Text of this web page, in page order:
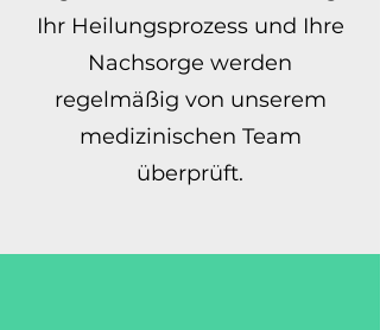
Ihr Heilungsprozess und Ihre
Nachsorge werden
regelmäßig von unserem
medizinischen Team
überprüft.